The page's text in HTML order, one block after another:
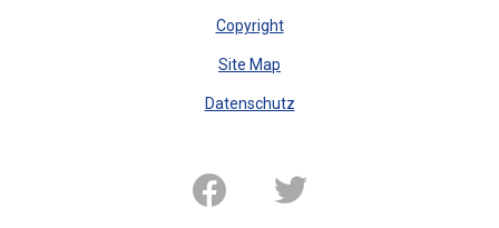
Copyright
Site Map
Datenschutz